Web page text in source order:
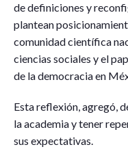
de definiciones y
plantean
comunidad científica
ciencias sociales y el
de la democracia en
Esta reflexión, agregó,
la academia y tener
sus expectativas.